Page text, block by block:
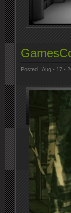
Posted : Aug - 17 -